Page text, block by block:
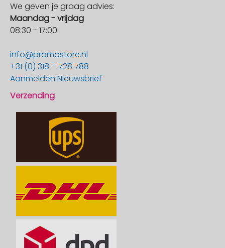
We geven je graag advies:
Maandag - vrijdag
08:30 - 17:00
info@promostore.nl
+31 (0) 318 – 728 788
Aanmelden Nieuwsbrief
Verzending